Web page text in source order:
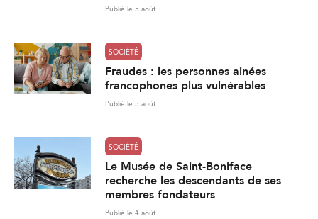
Publié le 5 août
SOCIÉTÉ
Fraudes : les personnes ainées
francophones plus vulnérables
Publié le 5 août
SOCIÉTÉ
Le Musée de Saint-Boniface
recherche les descendants de ses
membres fondateurs
Publié le 4 août